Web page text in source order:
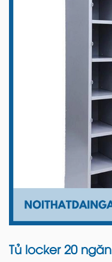
Tủ locker 20 ngăn